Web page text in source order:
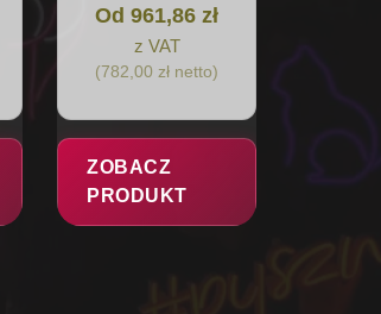
Od 961,86 zł
z VAT
(782,00 zł netto)
ZOBACZ
PRODUKT